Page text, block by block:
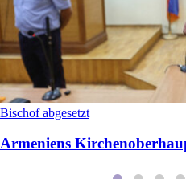
Bischof abgesetzt
Armeniens